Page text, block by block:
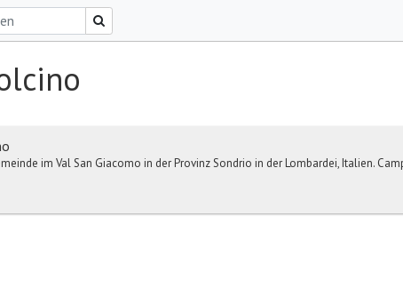
im Val San Giacomo in der Provinz Sondrio in der Lombardei, Italien.